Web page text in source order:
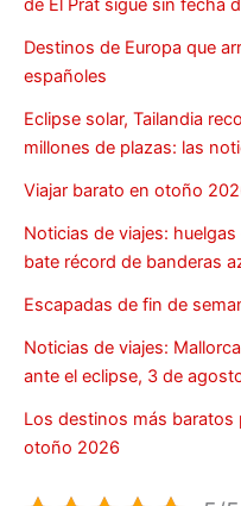
de El Prat sigue sin fecha
Destinos de Europa que
españoles
Eclipse solar, Tailandia
millones de plazas: las
Viajar barato en otoño
Noticias de viajes:
bate récord de banderas
Escapadas de fin de
Noticias de viajes:
ante el eclipse, 3 de
Los destinos más baratos
otoño 2026